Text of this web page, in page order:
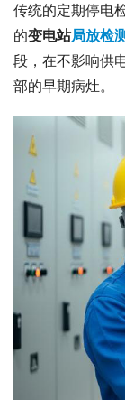
传统的定期停电
的变电站局放检测
段，在不影响供
部的早期病灶。